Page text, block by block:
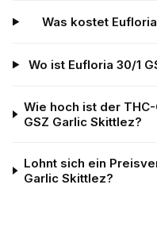
Was kostet
Wo ist Eufloria 30/1
Wie hoch ist der
GSZ Garlic Skittlez?
Lohnt sich ein
Garlic Skittlez?